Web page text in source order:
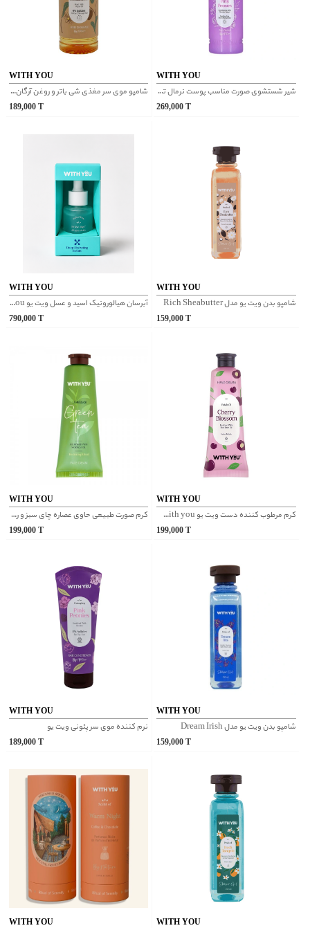
WITH YOU
شامپو موی سر مغذی شی باتر و روغن آرگان ویت یو
189,000T
WITH YOU
شیر شستشوی صورت مناسب پوست نرمال تا خشک ویت یو
269,000 T
WITH YOU
آبرسان هیالورونیک اسید و عسل ویت یو With You
790,000T
WITH YOU
شامپو بدن ویت یو مدل Rich Sheabutter
159,000 T
WITH YOU
کرم صورت طبیعی حاوی عصاره چای سبز و روغن مورینگا ویت یو
199,000T
WITH YOU
کرم مرطوب کننده دست ویت یو With you مدل گیلاس
199,000 T
WITH YOU
نرم کننده موی سر پئونی ویت یو
189,000T
WITH YOU
شامپو بدن ویت یو مدل Dream Irish
159,000 T
WITH YOU WITH YOU